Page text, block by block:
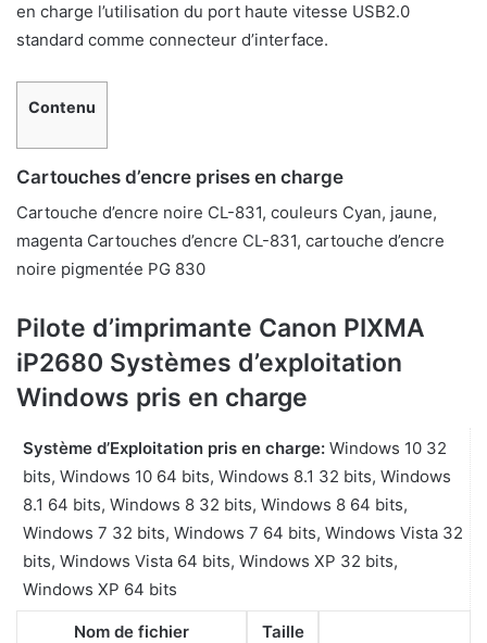
en charge l’utilisation du port haute vitesse USB2.0
standard comme connecteur d’interface.
Contenu
Cartouches d’encre prises en charge
Cartouche d’encre noire CL-831, couleurs Cyan, jaune,
magenta Cartouches d’encre CL-831, cartouche d’encre
noire pigmentée PG 830
Pilote d’imprimante Canon PIXMA
iP2680 Systèmes d’exploitation
Windows pris en charge
Système d’Exploitation pris en charge: Windows 10 32
bits, Windows 10 64 bits, Windows 8.1 32 bits, Windows
8.1 64 bits, Windows 8 32 bits, Windows 8 64 bits,
Windows 7 32 bits, Windows 7 64 bits, Windows Vista 32
bits, Windows Vista 64 bits, Windows XP 32 bits,
Windows XP 64 bits
Nom de fichier Taille